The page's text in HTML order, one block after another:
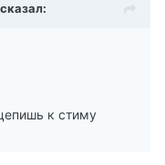
к стиму